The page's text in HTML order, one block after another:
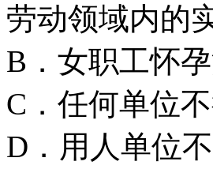
劳动领域内的
B．女职工怀
C．任何单位
D．用人单位